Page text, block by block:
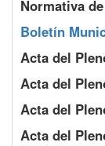
Normativa
Boletín
Acta del
Acta del
Acta del
Acta del